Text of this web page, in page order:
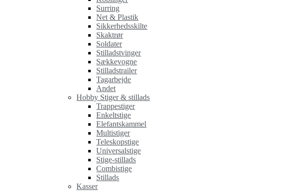
Surring
Net & Plastik
Sikkerhedsskilte
Skaktrør
Soldater
Stilladstvinger
Sækkevogne
Stilladstrailer
Tagarbejde
Andet
Hobby Stiger & stillads
Trappestiger
Enkeltstige
Elefantskammel
Multistiger
Teleskopstige
Universalstige
Stige-stillads
Combistige
Stillads
Kasser